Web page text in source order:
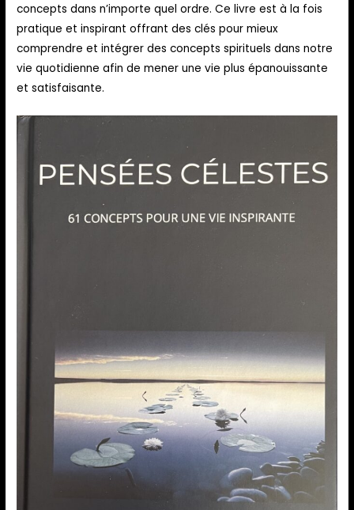
concepts dans n’importe quel ordre. Ce livre est à la fois
pratique et inspirant offrant des clés pour mieux
comprendre et intégrer des concepts spirituels dans notre
vie quotidienne afin de mener une vie plus épanouissante
et satisfaisante.